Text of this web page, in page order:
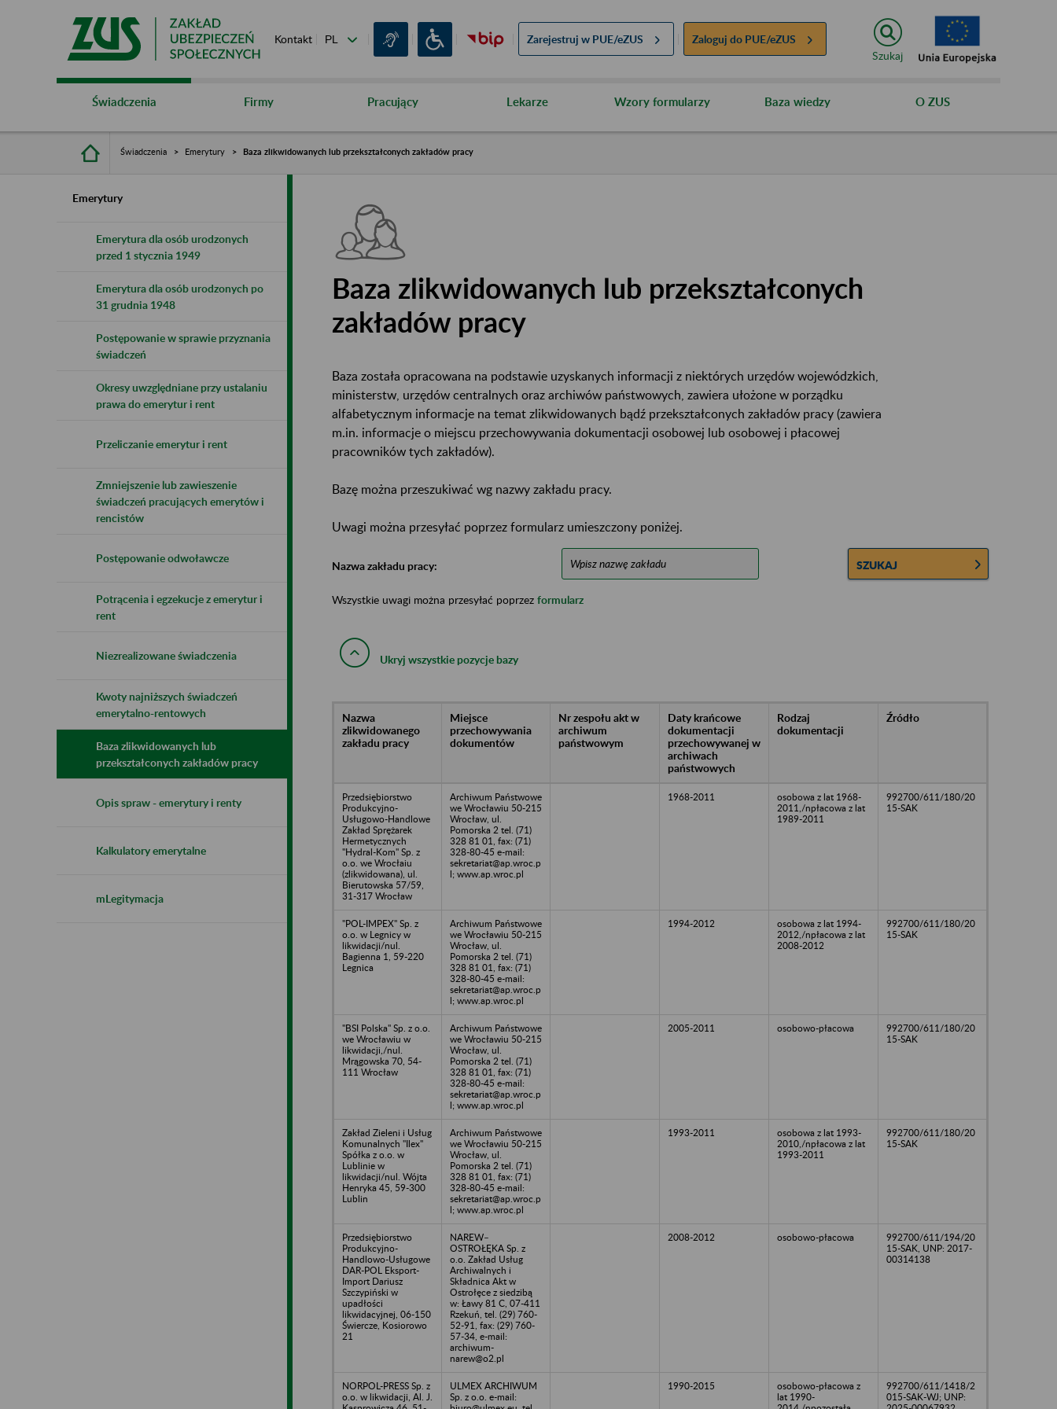
Kontakt Zarejestruj w PUE/eZUS Zaloguj do PUE/eZUS
Szukaj
Świadczenia Firmy Pracujący Lekarze Wzory formularzy Baza wiedzy O ZUS
Świadczenia Emerytury Baza zlikwidowanych lub przekształconych zakładów pracy
Emerytury
Emerytura dla osób urodzonych
przed 1 stycznia 1949
Emerytura dla osób urodzonych po
31 grudnia 1948
Postępowanie w sprawie przyznania
świadczeń
Okresy uwzględniane przy ustalaniu
prawa do emerytur i rent
Przeliczanie emerytur i rent
Zmniejszenie lub zawieszenie
świadczeń pracujących emerytów i
rencistów
Postępowanie odwoławcze
Potrącenia i egzekucje z emerytur i
rent
Niezrealizowane świadczenia
Kwoty najniższych świadczeń
emerytalno-rentowych
Baza zlikwidowanych lub
przekształconych zakładów pracy
Opis spraw - emerytury i renty
Kalkulatory emerytalne
mLegitymacja
Baza zlikwidowanych lub przekształconych
zakładów pracy
Baza została opracowana na podstawie uzyskanych informacji z niektórych urzędów wojewódzkich,
ministerstw, urzędów centralnych oraz archiwów państwowych, zawiera ułożone w porządku
alfabetycznym informacje na temat zlikwidowanych bądź przekształconych zakładów pracy (zawiera
m.in. informacje o miejscu przechowywania dokumentacji osobowej lub osobowej i płacowej
pracowników tych zakładów).
Bazę można przeszukiwać wg nazwy zakładu pracy.
Uwagi można przesyłać poprzez formularz umieszczony poniżej.
Nazwa zakładu pracy: SZUKAJ
Wszystkie uwagi można przesyłać poprzez formularz
Ukryj wszystkie pozycje bazy
Nazwa
zlikwidowanego
zakładu pracy
Miejsce
przechowywania
dokumentów
Nr zespołu akt w
archiwum
państwowym
Daty krańcowe
dokumentacji
przechowywanej w
archiwach
państwowych
Rodzaj
dokumentacji
Źródło
Przedsiębiorstwo
Produkcyjno-
Usługowo-Handlowe
Zakład Sprężarek
Hermetycznych
"Hydral-Kom" Sp. z
o.o. we Wrocłaiu
(zlikwidowana), ul.
Bierutowska 57/59,
31-317 Wrocław
Archiwum Państwowe
we Wrocławiu 50-215
Wrocław, ul.
Pomorska 2 tel. (71)
328 81 01, fax: (71)
328-80-45 e-mail:
sekretariat@ap.wroc.p
l; www.ap.wroc.pl
1968-2011
osobowa z lat 1968-
2011,/npłacowa z lat
1989-2011
992700/611/180/20
15-SAK
"POL-IMPEX" Sp. z
o.o. w Legnicy w
likwidacji/nul.
Bagienna 1, 59-220
Legnica
Archiwum Państwowe
we Wrocławiu 50-215
Wrocław, ul.
Pomorska 2 tel. (71)
328 81 01, fax: (71)
328-80-45 e-mail:
sekretariat@ap.wroc.p
l; www.ap.wroc.pl
1994-2012
osobowa z lat 1994-
2012,/npłacowa z lat
2008-2012
992700/611/180/20
15-SAK
"BSI Polska" Sp. z o.o.
we Wrocławiu w
likwidacji,/nul.
Mrągowska 70, 54-
111 Wrocław
Archiwum Państwowe
we Wrocławiu 50-215
Wrocław, ul.
Pomorska 2 tel. (71)
328 81 01, fax: (71)
328-80-45 e-mail:
sekretariat@ap.wroc.p
l; www.ap.wroc.pl
2005-2011 osobowo-płacowa
992700/611/180/20
15-SAK
Zakład Zieleni i Usług
Komunalnych "Ilex"
Spółka z o.o. w
Lublinie w
likwidacji/nul. Wójta
Henryka 45, 59-300
Lublin
Archiwum Państwowe
we Wrocławiu 50-215
Wrocław, ul.
Pomorska 2 tel. (71)
328 81 01, fax: (71)
328-80-45 e-mail:
sekretariat@ap.wroc.p
l; www.ap.wroc.pl
1993-2011
osobowa z lat 1993-
2010,/npłacowa z lat
1993-2011
992700/611/180/20
15-SAK
Przedsiębiorstwo
Produkcyjno-
Handlowo-Usługowe
DAR-POL Eksport-
Import Dariusz
Szczypiński w
upadłości
likwidacyjnej, 06-150
Świercze, Kosiorowo
21
NAREW–
OSTROŁĘKA Sp. z
o.o. Zakład Usług
Archiwalnych i
Składnica Akt w
Ostrołęce z siedzibą
w: Ławy 81 C, 07-411
Rzekuń, tel. (29) 760-
52-91, fax: (29) 760-
57-34, e-mail:
archiwum-
narew@o2.pl
2008-2012 osobowo-płacowa
992700/611/194/20
15-SAK, UNP: 2017-
00314138
NORPOL-PRESS Sp. z
o.o. w likwidacji, Al. J.
ULMEX ARCHIWUM
Sp. z o.o. e-mail:
1990-2015
osobowo-płacowa z
lat 1990-
992700/611/1418/2
015-SAK-WJ; UNP: